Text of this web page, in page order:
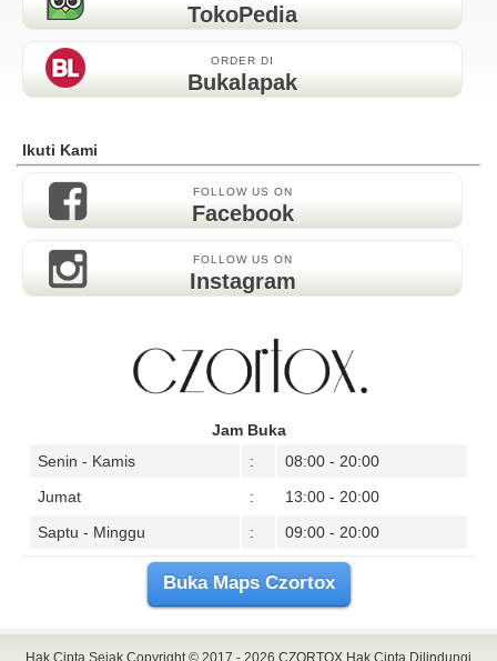
TokoPedia
ORDER DI
Bukalapak
Ikuti Kami
FOLLOW US ON
Facebook
FOLLOW US ON
Instagram
Jam Buka
Senin - Kamis
:
08:00 - 20:00
Jumat
:
13:00 - 20:00
Saptu - Minggu
: 09:00 - 20:00
Buka Maps Czortox
Hak Cipta Sejak Copyright © 2017 - 2026 CZORTOX Hak Cipta Dilindungi